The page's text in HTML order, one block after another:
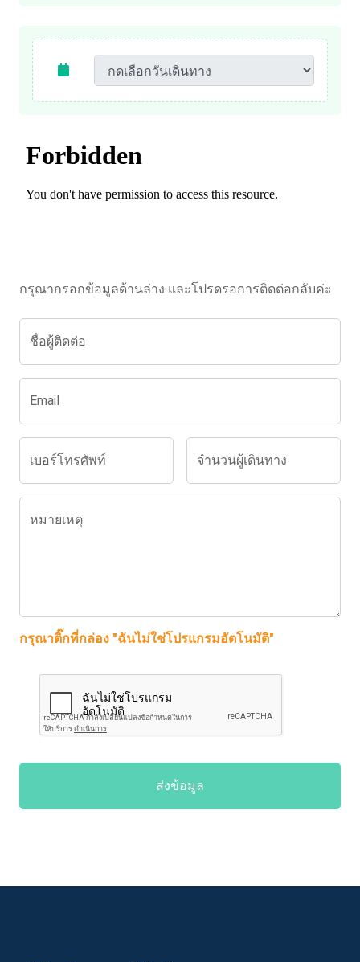
กรุณากรอกข้อมูลด้านล่าง และโปรดรอการติดต่อกลับค่ะ
ชื่อผู้ติดต่อ
Email
เบอร์โทรศัพท์ จำนวนผู้เดินทาง
หมายเหตุ
กรุณาติ๊กที่กล่อง "ฉันไม่ใช่โปรแกรมอัตโนมัติ"
ส่งข้อมูล